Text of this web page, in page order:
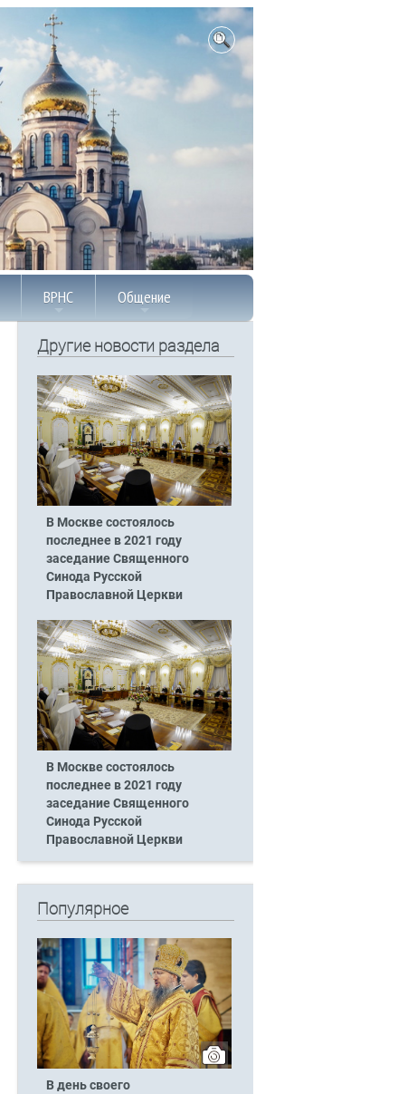
ВРНС Общение
Другие новости раздела
В Москве состоялось
последнее в 2021 году
заседание Священного
Синода Русской
Православной Церкви
В Москве состоялось
последнее в 2021 году
заседание Священного
Синода Русской
Православной Церкви
Популярное
В день своего